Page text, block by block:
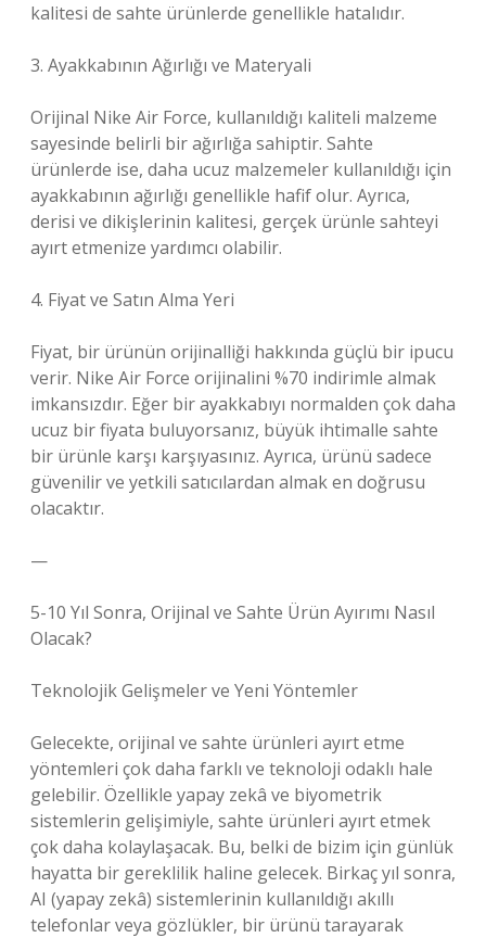
kalitesi de sahte ürünlerde genellikle hatalıdır.
3. Ayakkabının Ağırlığı ve Materyali
Orijinal Nike Air Force, kullanıldığı kaliteli malzeme
sayesinde belirli bir ağırlığa sahiptir. Sahte
ürünlerde ise, daha ucuz malzemeler kullanıldığı için
ayakkabının ağırlığı genellikle hafif olur. Ayrıca,
derisi ve dikişlerinin kalitesi, gerçek ürünle sahteyi
ayırt etmenize yardımcı olabilir.
4. Fiyat ve Satın Alma Yeri
Fiyat, bir ürünün orijinalliği hakkında güçlü bir ipucu
verir. Nike Air Force orijinalini %70 indirimle almak
imkansızdır. Eğer bir ayakkabıyı normalden çok daha
ucuz bir fiyata buluyorsanız, büyük ihtimalle sahte
bir ürünle karşı karşıyasınız. Ayrıca, ürünü sadece
güvenilir ve yetkili satıcılardan almak en doğrusu
olacaktır.
—
5-10 Yıl Sonra, Orijinal ve Sahte Ürün Ayırımı Nasıl
Olacak?
Teknolojik Gelişmeler ve Yeni Yöntemler
Gelecekte, orijinal ve sahte ürünleri ayırt etme
yöntemleri çok daha farklı ve teknoloji odaklı hale
gelebilir. Özellikle yapay zekâ ve biyometrik
sistemlerin gelişimiyle, sahte ürünleri ayırt etmek
çok daha kolaylaşacak. Bu, belki de bizim için günlük
hayatta bir gereklilik haline gelecek. Birkaç yıl sonra,
AI (yapay zekâ) sistemlerinin kullanıldığı akıllı
telefonlar veya gözlükler, bir ürünü tarayarak